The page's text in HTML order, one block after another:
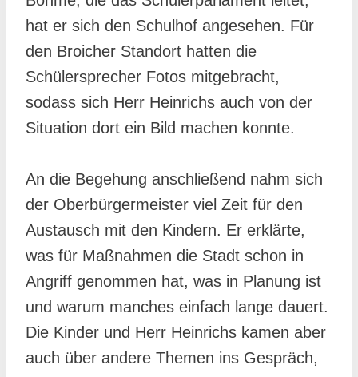
hat er sich den Schulhof angesehen. Für
den Broicher Standort hatten die
Schülersprecher Fotos mitgebracht,
sodass sich Herr Heinrichs auch von der
Situation dort ein Bild machen konnte.
An die Begehung anschließend nahm sich
der Oberbürgermeister viel Zeit für den
Austausch mit den Kindern. Er erklärte,
was für Maßnahmen die Stadt schon in
Angriff genommen hat, was in Planung ist
und warum manches einfach lange dauert.
Die Kinder und Herr Heinrichs kamen aber
auch über andere Themen ins Gespräch,